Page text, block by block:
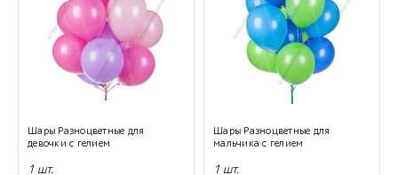
Шары Разноцветные для
девочки с гелием
1 шт.
Шары Разноцветные для
мальчика с гелием
1 шт.